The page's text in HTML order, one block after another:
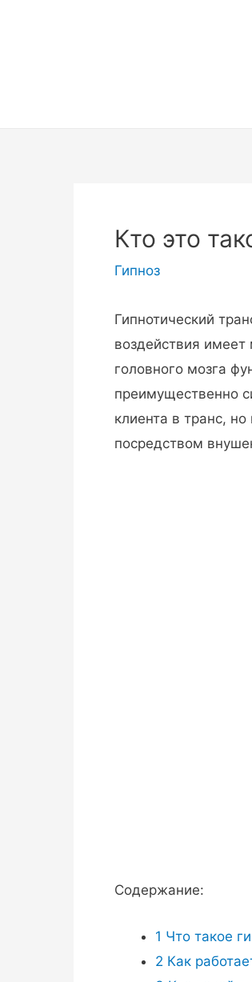
Кто это
Гипноз
Гипнотический
воздействия имеет
головного мозга
преимущественно
клиента в транс,
посредством
Содержание:
1 Что такое
2 Как